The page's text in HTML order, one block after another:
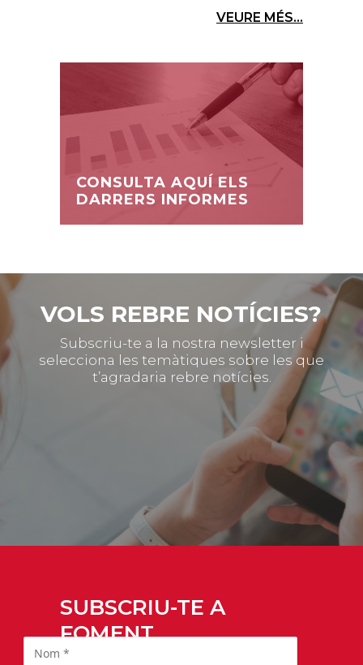
VEURE MÉS...
CONSULTA AQUÍ ELS
DARRERS INFORMES
VOLS REBRE NOTÍCIES?
Subscriu-te a la nostra newsletter i
selecciona les temàtiques sobre les que
t’agradaria rebre notícies.
SUBSCRIU-TE A
FOMENT